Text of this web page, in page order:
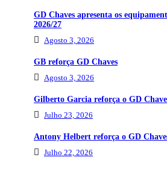
GD Chaves apresenta os
2026/27
Agosto 3, 2026
GB reforça GD Chaves
Agosto 3, 2026
Gilberto Garcia reforça o GD
Julho 23, 2026
Antony Helbert reforça o GD
Julho 22, 2026